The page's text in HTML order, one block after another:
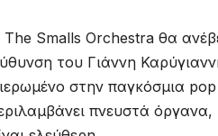
Smalls Orchestra θα
του Γιάννη
στην παγκόσμια
πνευστά όργανα,